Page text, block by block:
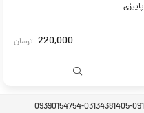
پاییزی
220,000 تومان